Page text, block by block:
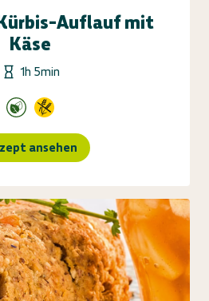
Auflauf mit
Käse
1h 5min
ansehen